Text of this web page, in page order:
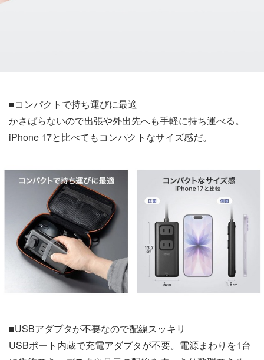
■コンパクトで持ち運びに最適
かさばらないので出張や外出先へも手軽に持ち運べる。
iPhone 17と比べてもコンパクトなサイズ感だ。
■USBアダプタが不要なので配線スッキリ
USBポート内蔵で充電アダプタが不要。電源まわりを1台